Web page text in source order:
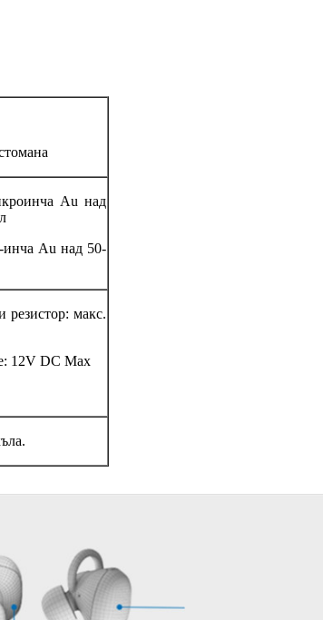
Au над
Au над 50-
резистор: макс.
12V DC Max